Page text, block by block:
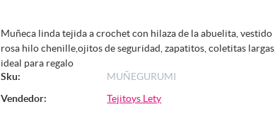
Muñeca linda tejida a crochet con hilaza de la abuelita, vestido
rosa hilo chenille,ojitos de seguridad, zapatitos, coletitas largas,
ideal para regalo
Sku:
MUÑEGURUMI
Vendedor:
Tejitoys Lety